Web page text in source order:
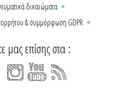
δικαιώματα
& συμμόρφωση GDPR
μας επίσης στα :